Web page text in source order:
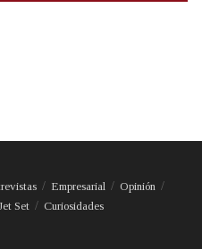
Empresarial
Opinión
Set Curiosidades